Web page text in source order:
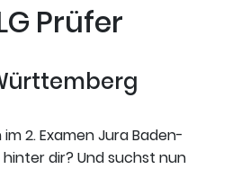
Prüfer
2. Examen Jura Baden-
dir? Und suchst nun